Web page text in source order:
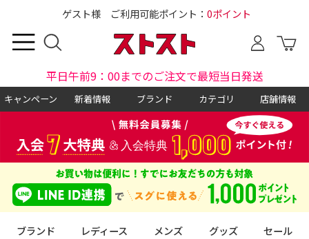
ゲスト様 ご利用可能ポイント： 0ポイント
平日午前9：00までのご注文で最短当日発送
キャンペーン 新着情報 ブランド カテゴリ 店舗情報
ブランド レディース メンズ グッズ セール